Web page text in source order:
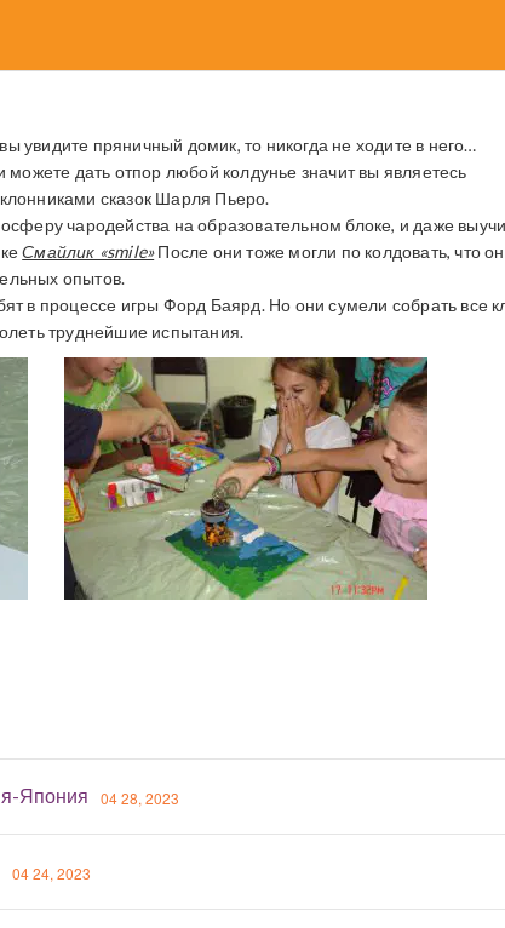
увидите пряничный домик, то никогда не ходите в него…
дать отпор любой колдунье значит вы являетесь
сказок Шарля Пьеро.
чародейства на образовательном блоке, и даже
Смайлик «smile»После они тоже могли по колдовать, что
опытов.
в процессе игры Форд Баярд. Но они сумели собрать все
труднейшие испытания.
Япония 04 28, 2023
04 24, 2023